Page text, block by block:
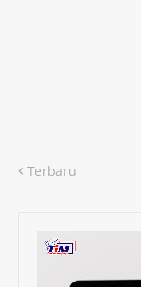
Terbaru